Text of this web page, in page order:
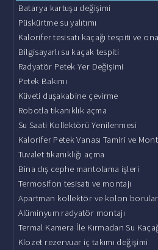
Batarya kartuşu değişimi
Püskürtme su yalıtımı
Kalorifer tesisatı kaçağı tespiti ve
Bilgisayarlı su kaçak tespiti
Radyatör Petek Yer Değişimi
Petek Bakımı
Küveti duşakabine çevirme
Robotla tıkanıklık açma
Su Saati Kollektörü Yenilenmesi
Kalorifer Petek Vanası Tamiri ve
Tuvalet tıkanıklığı açma
Bina dış cephe mantolama işleri
Termosifon tesisatı ve montajı
Apartman kollektör ve kolon
Alüminyum radyatör montajı
Termal Kamera İle Kırmadan Su
Klozet rezervuar iç takımı değişimi